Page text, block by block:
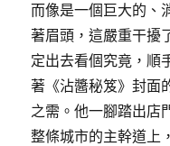
而像是一個巨大的、
著眉頭，這嚴重干擾
定出去看個究竟，順
著《沾醬秘笈》封面
之需。他一腳踏出店
整條城市的主幹道上